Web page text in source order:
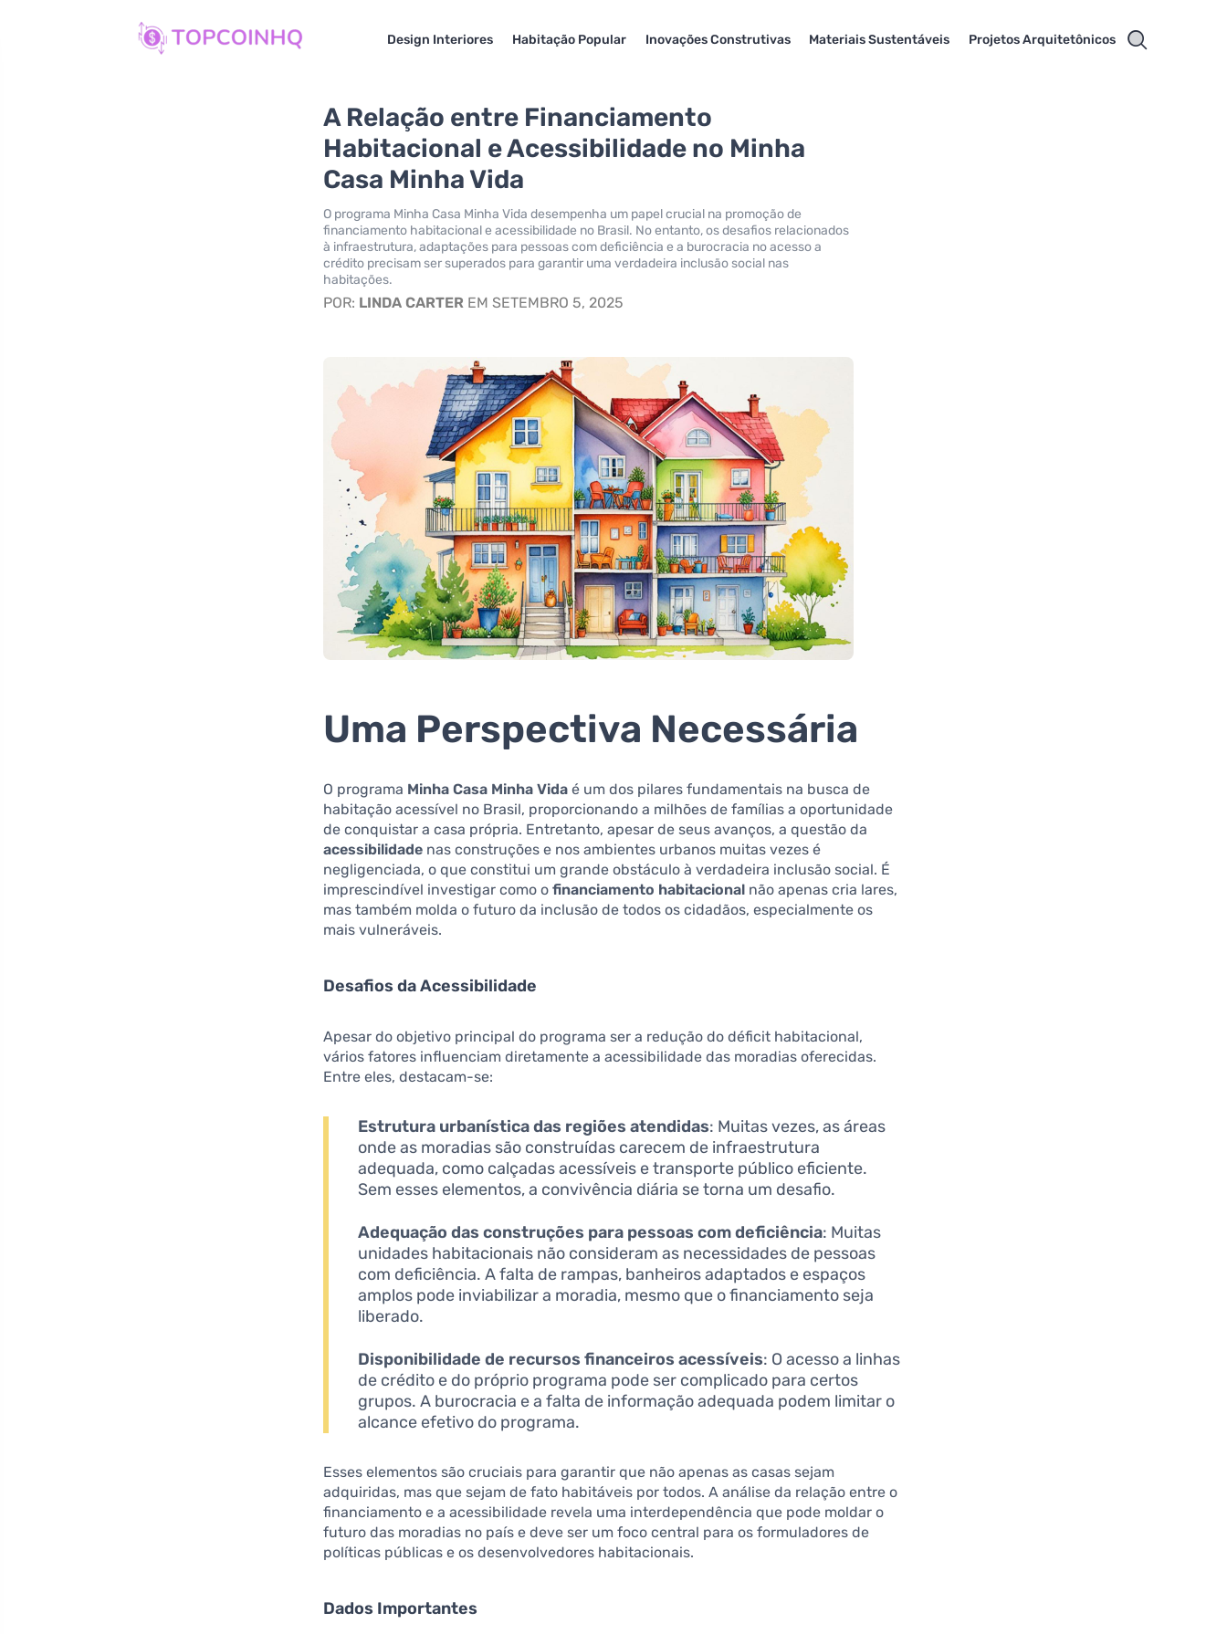
Design Interiores Habitação Popular Inovações Construtivas Materiais Sustentáveis Projetos Arquitetônicos
A Relação entre Financiamento
Habitacional e Acessibilidade no Minha
Casa Minha Vida
O programa Minha Casa Minha Vida desempenha um papel crucial na promoção de
financiamento habitacional e acessibilidade no Brasil. No entanto, os desafios relacionados
à infraestrutura, adaptações para pessoas com deficiência e a burocracia no acesso a
crédito precisam ser superados para garantir uma verdadeira inclusão social nas
habitações.
POR: LINDA CARTER EM SETEMBRO 5, 2025
Uma Perspectiva Necessária
O programa Minha Casa Minha Vida é um dos pilares fundamentais na busca de
habitação acessível no Brasil, proporcionando a milhões de famílias a oportunidade
de conquistar a casa própria. Entretanto, apesar de seus avanços, a questão da
acessibilidade nas construções e nos ambientes urbanos muitas vezes é
negligenciada, o que constitui um grande obstáculo à verdadeira inclusão social. É
imprescindível investigar como ofinanciamento habitacional não apenas cria lares,
mas também molda o futuro da inclusão de todos os cidadãos, especialmente os
mais vulneráveis.
Desafios da Acessibilidade
Apesar do objetivo principal do programa ser a redução do déficit habitacional,
vários fatores influenciam diretamente a acessibilidade das moradias oferecidas.
Entre eles, destacam-se:
Estrutura urbanística das regiões atendidas: Muitas vezes, as áreas
onde as moradias são construídas carecem de infraestrutura
adequada, como calçadas acessíveis e transporte público eficiente.
Sem esses elementos, a convivência diária se torna um desafio.
Adequação das construções para pessoas com deficiência: Muitas
unidades habitacionais não consideram as necessidades de pessoas
com deficiência. A falta de rampas, banheiros adaptados e espaços
amplos pode inviabilizar a moradia, mesmo que o financiamento seja
liberado.
Disponibilidade de recursos financeiros acessíveis: O acesso a linhas
de crédito e do próprio programa pode ser complicado para certos
grupos. A burocracia e a falta de informação adequada podem limitar o
alcance efetivo do programa.
Esses elementos são cruciais para garantir que não apenas as casas sejam
adquiridas, mas que sejam de fato habitáveis por todos. A análise da relação entre o
financiamento e a acessibilidade revela uma interdependência que pode moldar o
futuro das moradias no país e deve ser um foco central para os formuladores de
políticas públicas e os desenvolvedores habitacionais.
Dados Importantes